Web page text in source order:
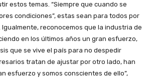
estos temas. “Siempre que cuando se
condiciones”, estas sean para todos por
Igualmente, reconocemos que la industria de
en los últimos años un gran esfuerzo,
que se vive el país para no despedir
tratan de ajustar por otro lado, han
esfuerzo y somos conscientes de ello”,